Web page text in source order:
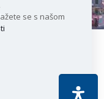
prava pridržana |
se s našom